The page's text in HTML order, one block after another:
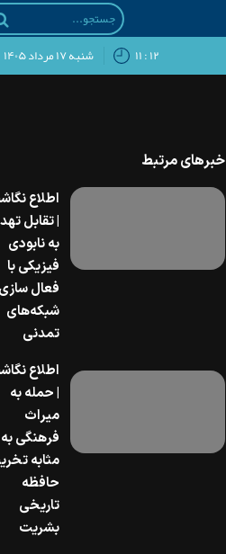
۱۲ : ۱۱ شنبه ۱۷ مرداد ۱۴۰۵
خبرهای مرتبط
اطلاع
| تقابل
به نابودی
فیزیکی با
فعال سازی
شبکه‌های
تمدنی
اطلاع
| حمله به
میراث
فرهنگی به
مثابه
حافظه
تاریخی
بشریت